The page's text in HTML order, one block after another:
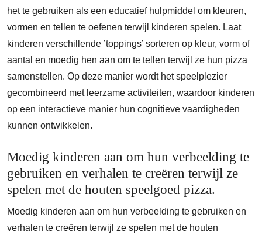
het te gebruiken als een educatief hulpmiddel om kleuren,
vormen en tellen te oefenen terwijl kinderen spelen. Laat
kinderen verschillende ’toppings’ sorteren op kleur, vorm of
aantal en moedig hen aan om te tellen terwijl ze hun pizza
samenstellen. Op deze manier wordt het speelplezier
gecombineerd met leerzame activiteiten, waardoor kinderen
op een interactieve manier hun cognitieve vaardigheden
kunnen ontwikkelen.
Moedig kinderen aan om hun verbeelding te
gebruiken en verhalen te creëren terwijl ze
spelen met de houten speelgoed pizza.
Moedig kinderen aan om hun verbeelding te gebruiken en
verhalen te creëren terwijl ze spelen met de houten